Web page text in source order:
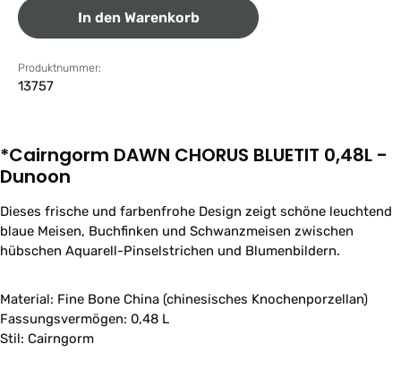
In den Warenkorb
Produktnummer:
13757
*Cairngorm DAWN CHORUS BLUETIT 0,48L -
Dunoon
Dieses frische und farbenfrohe Design zeigt schöne leuchtend
blaue Meisen, Buchfinken und Schwanzmeisen zwischen
hübschen Aquarell-Pinselstrichen und Blumenbildern.
Material: Fine Bone China (chinesisches Knochenporzellan)
Fassungsvermögen: 0,48 L
Stil: Cairngorm